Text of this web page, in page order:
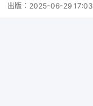
出版： 2025-06-29 17:03